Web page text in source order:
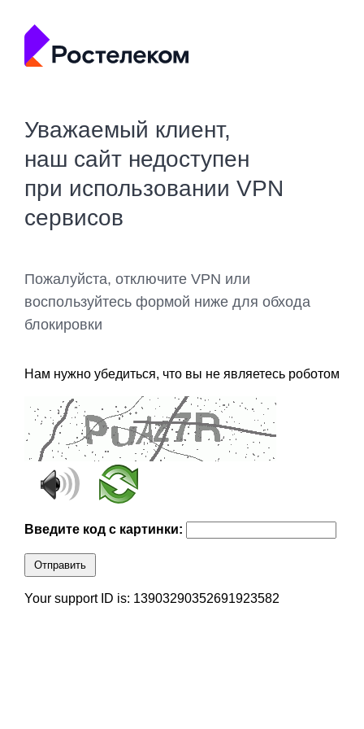
Уважаемый клиент,
наш сайт недоступен
при использовании VPN
сервисов
Пожалуйста, отключите VPN или
воспользуйтесь формой ниже для обхода
блокировки
Нам нужно убедиться, что вы не являетесь роботом
Введите код с картинки:
Отправить
Your support ID is: 13903290352691923582